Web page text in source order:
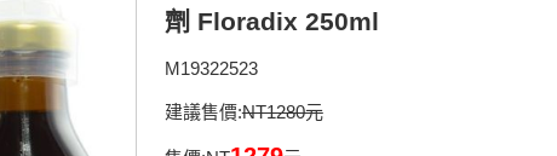
劑 Floradix 250ml
M19322523
建議售價:NT1280元